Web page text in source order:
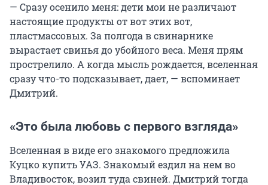
— Сразу осенило меня: дети мои не различают
настоящие продукты от вот этих вот,
пластмассовых. За полгода в свинарнике
вырастает свинья до убойного веса. Меня прям
прострелило. А когда мысль рождается, вселенная
сразу что-то подсказывает, дает, — вспоминает
Дмитрий.
«Это была любовь с первого взгляда»
Вселенная в виде его знакомого предложила
Куцко купить УАЗ. Знакомый ездил на нем во
Владивосток, возил туда свиней. Дмитрий тогда